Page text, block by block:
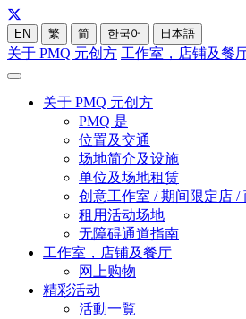
EN 繁 简 한국어 日本語
关于 PMQ 元创方 工作室，店铺及餐
关于 PMQ 元创方
PMQ 是
位置及交通
场地简介及设施
单位及场地租赁
创意工作室 / 期间限定店 /
租用活动场地
无障碍通道指南
工作室，店铺及餐厅
网上购物
精彩活动
活動一覧